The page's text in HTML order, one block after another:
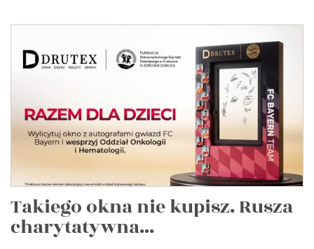
Takiego okna nie kupisz. Rusza
charytatywna...